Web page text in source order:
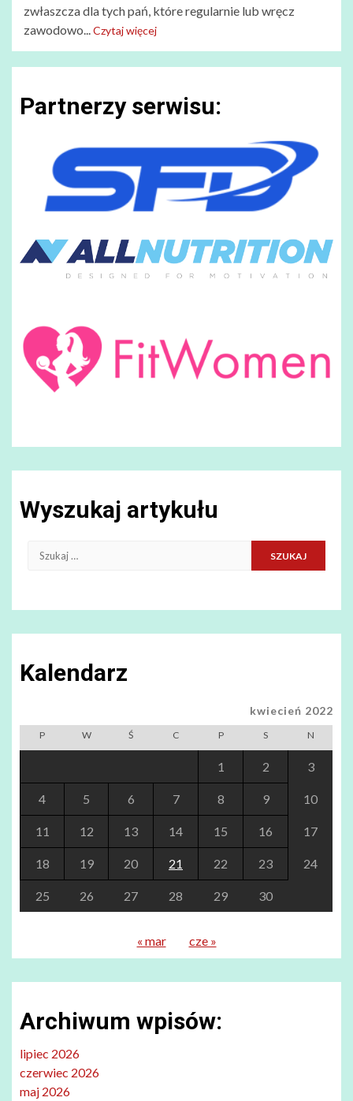
zwłaszcza dla tych pań, które regularnie lub wręcz
zawodowo...Czytaj więcej
Partnerzy serwisu:
Wyszukaj artykułu
Szukaj:
Kalendarz
kwiecień 2022
P W Ś C P S N
1 2 3
4 5 6 7 8 9 10
11 12 13 14 15 16 17
18 19 20 21 22 23 24
25 26 27 28 29 30
« mar cze »
Archiwum wpisów:
lipiec 2026
czerwiec 2026
maj 2026